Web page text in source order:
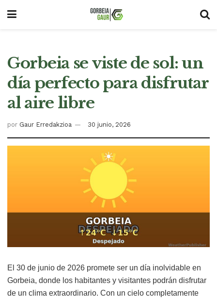
Gorbeia se viste de sol: un
día perfecto para disfrutar
al aire libre
por Gaur Erredakzioa 30 junio, 2026
El 30 de junio de 2026 promete ser un día inolvidable en
Gorbeia, donde los habitantes y visitantes podrán disfrutar
de un clima extraordinario. Con un cielo completamente